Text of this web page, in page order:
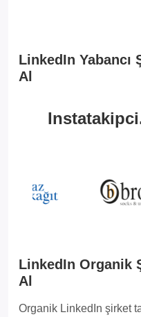
LinkedIn Yabancı
Al
LinkedIn Organik
Al
Organik LinkedIn şirket